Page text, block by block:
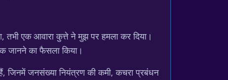
एक आवारा कुत्ते ने मुझ पर हमला कर दिया।
जानने का फैसला किया।
जिनमें जनसंख्या नियंत्रण की कमी, कचरा प्रबंधन